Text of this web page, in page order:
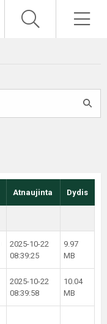
Atnaujinta Dydis
2025-10-22
08:39:25
9.97
MB
2025-10-22
08:39:58
10.04
MB